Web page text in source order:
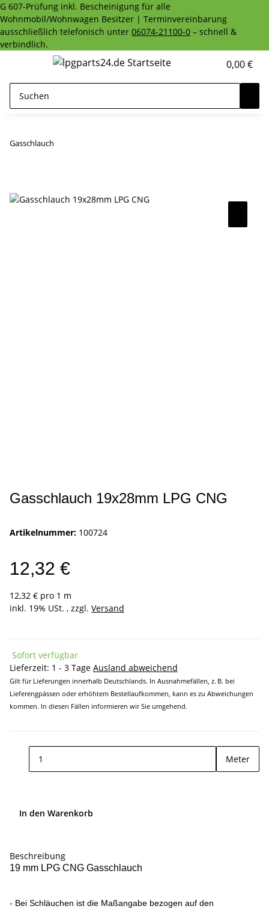
G 607-Prüfung inkl. Bescheinigung für alle
Wohnmobil/Wohnwagen Besitzer | Terminvereinbarung
ausschließlich telefonisch unter 06074-21100-0 – schnell &
verbindlich.
0,00 €
Gasschlauch
Gasschlauch 19x28mm LPG CNG
Artikelnummer: 100724
12,32 €
12,32 € pro 1 m
inkl. 19% USt. , zzgl. Versand
Sofort verfügbar
Lieferzeit: 1 - 3 Tage Ausland abweichend
Gilt für Lieferungen innerhalb Deutschlands. In Ausnahmefällen, z. B. bei
Lieferengpässen oder erhöhtem Bestellaufkommen, kann es zu Abweichungen
kommen. In diesen Fällen informieren wir Sie umgehend.
Meter
In den Warenkorb
Beschreibung
19 mm LPG CNG Gasschlauch
- Bei Schläuchen ist die Maßangabe bezogen auf den